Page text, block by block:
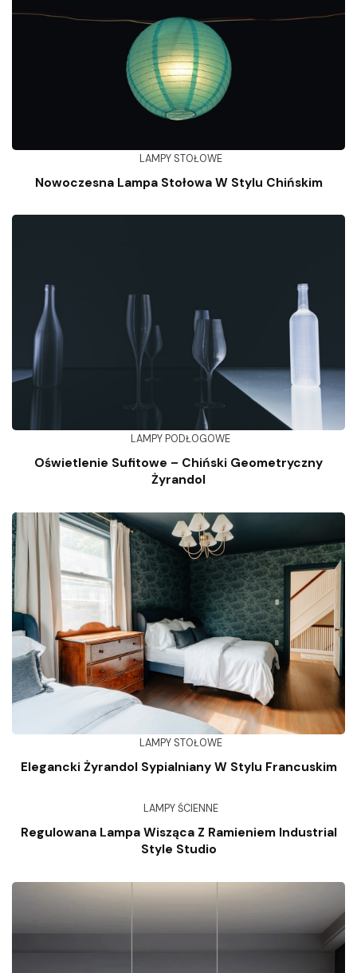
LAMPY STOŁOWE
Nowoczesna Lampa Stołowa W Stylu Chińskim
LAMPY PODŁOGOWE
Oświetlenie Sufitowe – Chiński Geometryczny
Żyrandol
LAMPY STOŁOWE
Elegancki Żyrandol Sypialniany W Stylu Francuskim
LAMPY ŚCIENNE
Regulowana Lampa Wisząca Z Ramieniem Industrial
Style Studio